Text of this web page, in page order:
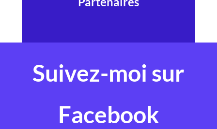
Suivez-moi sur
Facebook